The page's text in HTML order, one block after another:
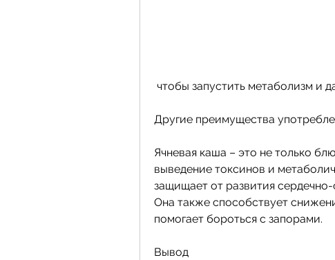
чтобы запустить метаболизм и
Другие преимущества
Ячневая каша – это не только
выведение токсинов и
защищает от развития
Она также способствует
помогает бороться с запорами.
Вывод